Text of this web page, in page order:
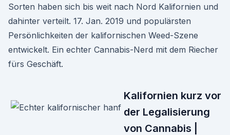
Sorten haben sich bis weit nach Nord Kalifornien und
dahinter verteilt. 17. Jan. 2019 und populärsten
Persönlichkeiten der kalifornischen Weed-Szene
entwickelt. Ein echter Cannabis-Nerd mit dem Riecher
fürs Geschäft.
Kalifornien kurz vor
der Legalisierung
von Cannabis |